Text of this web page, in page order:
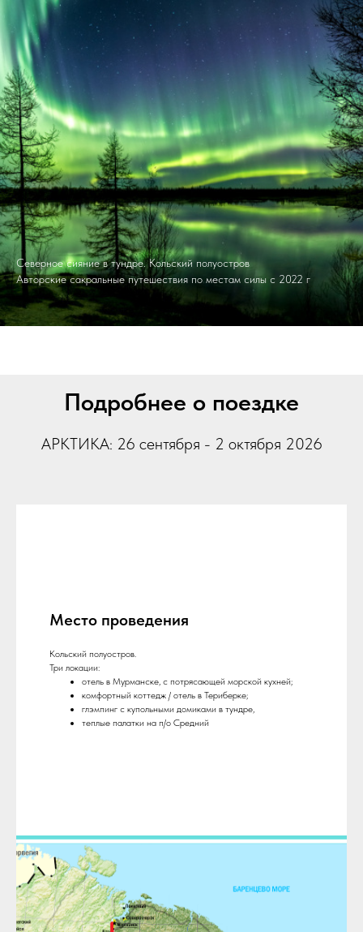
Северное сияние в тундре. Кольский полуостров
Авторские сакральные путешествия по местам силы с 2022 г
Подробнее о поездке
АРКТИКА: 26 сентября - 2 октября 2026
Место проведения
Кольский полуостров.
Три локации:
отель в Мурманске, с потрясающей морской кухней;
комфортный коттедж / отель в Териберке;
глэмпинг с купольными домиками в тундре,
теплые палатки на п/о Средний